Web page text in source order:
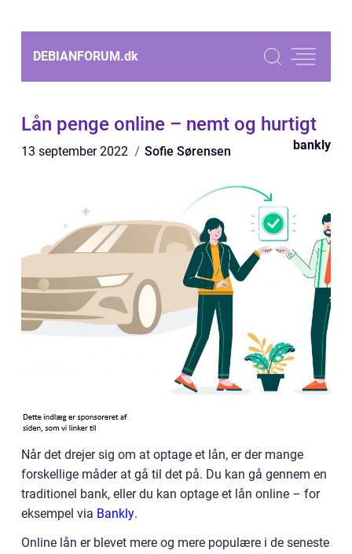
DEBIANFORUM.dk
Lån penge online – nemt og hurtigt
13 september 2022 Sofie Sørensen bankly
Når det drejer sig om at optage et lån, er der mange
forskellige måder at gå til det på. Du kan gå gennem en
traditionel bank, eller du kan optage et lån online – for
eksempel via Bankly.
Online lån er blevet mere og mere populære i de seneste